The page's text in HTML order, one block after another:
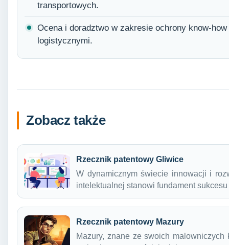
transportowych.
Ocena i doradztwo w zakresie ochrony know-
logistycznymi.
Zobacz także
Rzecznik patentowy Gliwice
W dynamicznym świecie innowacji i
intelektualnej stanowi fundament
Rzecznik patentowy Mazury
Mazury, znane ze swoich